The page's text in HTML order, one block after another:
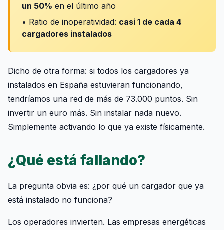
un 50% en el último año
• Ratio de inoperatividad: casi 1 de cada 4
cargadores instalados
Dicho de otra forma: si todos los cargadores ya
instalados en España estuvieran funcionando,
tendríamos una red de más de 73.000 puntos. Sin
invertir un euro más. Sin instalar nada nuevo.
Simplemente activando lo que ya existe físicamente.
¿Qué está fallando?
La pregunta obvia es: ¿por qué un cargador que ya
está instalado no funciona?
Los operadores invierten. Las empresas energéticas